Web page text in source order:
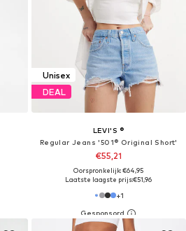
Unisex
DEAL
LEVI'S ®
Regular Jeans '501® Original Short'
€55,21
Oorspronkelijk: €64,95
Laatste laagste prijs:€51,96
+1